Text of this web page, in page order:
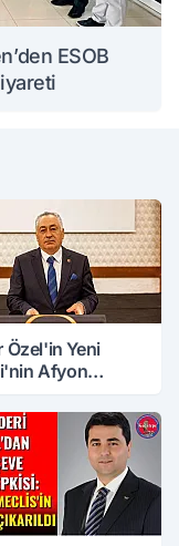
ESOB
Özel'in Yeni
Afyon